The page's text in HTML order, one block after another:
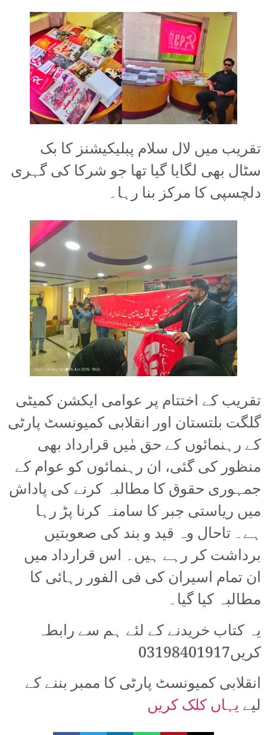
تقریب میں لال سلام پبلیکیشنز کا بک
سٹال بھی لگایا گیا تھا جو شرکا کی گہری
دلچسپی کا مرکز بنا رہا۔
تقریب کے اختتام پر عوامی ایکشن کمیٹی
گلگت بلتستان اور انقلابی کمیونسٹ پارٹی
کے رہنمائوں کے حق مٰیں قرارداد بھی
منظور کی گئی، ان رہنمائوں کو عوام کے
جمہوری حقوق کا مطالبہ کرنے کی پاداش
میں ریاستی جبر کا سامنہ کرنا پڑ رہا
ہے۔ تاحال وہ قید و بند کی صعوبتیں
برداشت کر رہے ہیں۔ اس قرارداد میں
ان تمام اسیران کی فی الفور رہائی کا
مطالبہ کیا گیا۔
یہ کتاب خریدنے کے لئے ہم سے رابطہ
کریں03198401917
انقلابی کمیونسٹ پارٹی کا ممبر بننے کے
لیےیہاں کلک کریں